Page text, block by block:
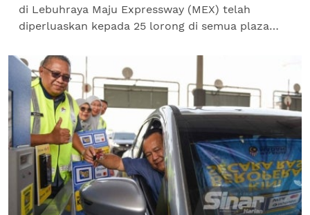
di Lebuhraya Maju Expressway (MEX) telah
diperluaskan kepada 25 lorong di semua plaza
ujian sebelum ini. Ketua...